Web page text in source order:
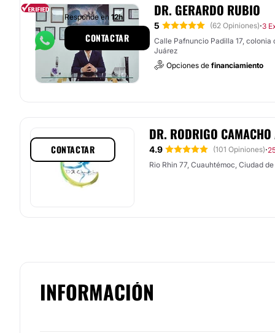
DR. GERARDO RUBIO
5 (62 Opiniones)·3
Calle Pafnuncio Padilla 17,
Juárez
Opciones de financiamiento
Responde en 12h
CONTACTAR
DR. RODRIGO CAMACHO
4.9 (101 Opiniones)·
Rio Rhin 77, Cuauhtémoc, Ciudad
CONTACTAR
INFORMACIÓN